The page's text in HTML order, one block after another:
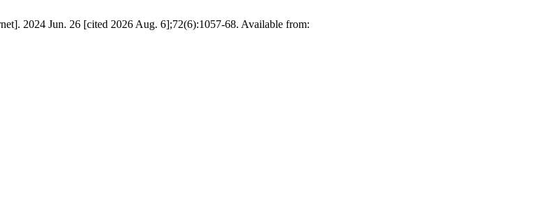
2024 Jun. 26 [cited 2026 Aug. 6];72(6):1057-68. Available from: